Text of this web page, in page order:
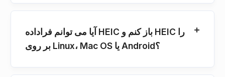
آیا می توانم فراداده HEIC باز کنم و HEIC را
بر روی Linux، Mac OS یا Android؟